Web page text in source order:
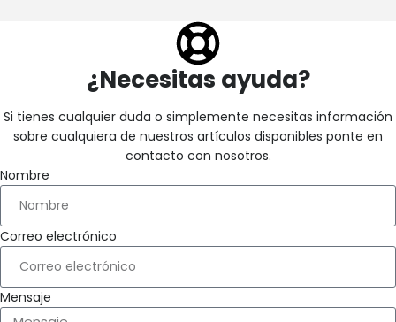
¿Necesitas ayuda?
Si tienes cualquier duda o simplemente necesitas información
sobre cualquiera de nuestros artículos disponibles ponte en
contacto con nosotros.
Nombre
Correo electrónico
Mensaje